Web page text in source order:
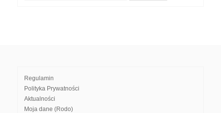
Regulamin
Polityka Prywatności
Aktualności
Moja dane (Rodo)